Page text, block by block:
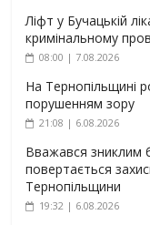
Ліфт у Бучацькій
кримінальному
08:00 | 7.08.2026
На Тернопільщині
порушенням зору
21:08 | 6.08.2026
Вважався зниклим
повертається
Тернопільщини
19:32 | 6.08.2026